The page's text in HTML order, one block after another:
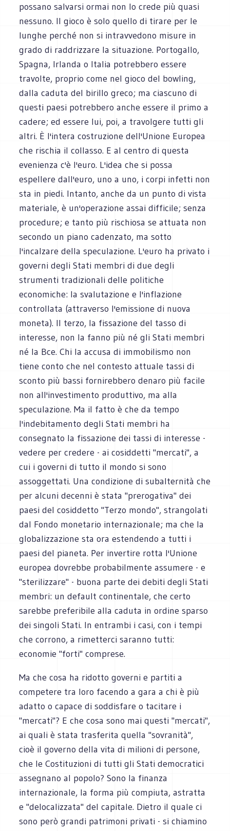
possano salvarsi ormai non lo crede più quasi
nessuno. Il gioco è solo quello di tirare per le
lunghe perché non si intravvedono misure in
grado di raddrizzare la situazione. Portogallo,
Spagna, Irlanda o Italia potrebbero essere
travolte, proprio come nel gioco del bowling,
dalla caduta del birillo greco; ma ciascuno di
questi paesi potrebbero anche essere il primo a
cadere; ed essere lui, poi, a travolgere tutti gli
altri. È l'intera costruzione dell'Unione Europea
che rischia il collasso. E al centro di questa
evenienza c'è l'euro. L'idea che si possa
espellere dall'euro, uno a uno, i corpi infetti non
sta in piedi. Intanto, anche da un punto di vista
materiale, è un'operazione assai difficile; senza
procedure; e tanto più rischiosa se attuata non
secondo un piano cadenzato, ma sotto
l'incalzare della speculazione. L'euro ha privato i
governi degli Stati membri di due degli
strumenti tradizionali delle politiche
economiche: la svalutazione e l'inflazione
controllata (attraverso l'emissione di nuova
moneta). Il terzo, la fissazione del tasso di
interesse, non la fanno più né gli Stati membri
né la Bce. Chi la accusa di immobilismo non
tiene conto che nel contesto attuale tassi di
sconto più bassi fornirebbero denaro più facile
non all'investimento produttivo, ma alla
speculazione. Ma il fatto è che da tempo
l'indebitamento degli Stati membri ha
consegnato la fissazione dei tassi di interesse -
vedere per credere - ai cosiddetti "mercati", a
cui i governi di tutto il mondo si sono
assoggettati. Una condizione di subalternità che
per alcuni decenni è stata "prerogativa" dei
paesi del cosiddetto "Terzo mondo", strangolati
dal Fondo monetario internazionale; ma che la
globalizzazione sta ora estendendo a tutti i
paesi del pianeta. Per invertire rotta l'Unione
europea dovrebbe probabilmente assumere - e
"sterilizzare" - buona parte dei debiti degli Stati
membri: un default continentale, che certo
sarebbe preferibile alla caduta in ordine sparso
dei singoli Stati. In entrambi i casi, con i tempi
che corrono, a rimetterci saranno tutti:
economie "forti" comprese.
Ma che cosa ha ridotto governi e partiti a
competere tra loro facendo a gara a chi è più
adatto o capace di soddisfare o tacitare i
"mercati"? E che cosa sono mai questi "mercati",
ai quali è stata trasferita quella "sovranità",
cioè il governo della vita di milioni di persone,
che le Costituzioni di tutti gli Stati democratici
assegnano al popolo? Sono la finanza
internazionale, la forma più compiuta, astratta
e "delocalizzata" del capitale. Dietro il quale ci
sono però grandi patrimoni privati - si chiamino